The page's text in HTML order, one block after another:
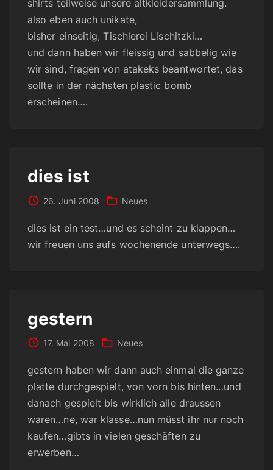
shirts teilweise unsere altkleidersammlung.
also eben auch unikate,
bisher einseitig, Tischlerei Lischitzki…
und dann haben wir fleissig und sabbelig wie
wir sind, fragen von atakeks beantwortet, das
sollte in der nächsten plastic bomb
erscheinen….
dies ist
26. Juni 2008 Neues
dies ist ein test…und es scheint zu klappen…
wir freuen uns aufs wochenende unterwegs….
gestern
17. Mai 2008 Neues
gestern haben wir dann auch einmal die ganze
platte durchgespielt, von vorn bis hinten…und
danach gespielt bis wirklich alle draussen
waren…ne, war klasse…nun müsst ihr nur noch
kaufen…gibts in vielen geschäften zu
erwerben…